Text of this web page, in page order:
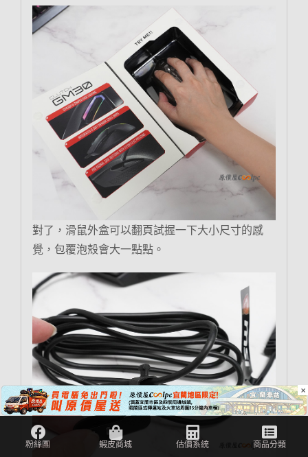
對了，滑鼠外盒可以翻頁試握一下大小尺寸的感
覺，包覆泡殼會大一點點。
×